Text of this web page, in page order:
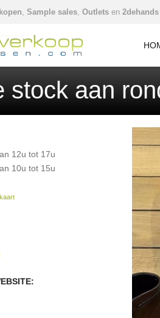
, Sample sales, Outlets en
stock aan
12u tot 17u
10u tot 15u